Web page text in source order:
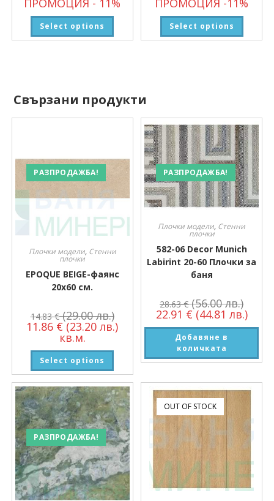
ПРОМОЦИЯ - 11%
Select options
ПРОМОЦИЯ -11%
Select options
Свързани продукти
РАЗПРОДАЖБА!
Плочки модели, Стенни
плочки
EPOQUE BEIGE-фаянс
20х60 см.
14.83€ (29.00 лв.)
11.86 € (23.20 лв.)
кв.м.
Select options
РАЗПРОДАЖБА!
Плочки модели, Стенни
плочки
582-06 Decor Munich
Labirint 20-60 Плочки за
баня
28.63€ (56.00 лв.)
22.91 € (44.81 лв.)
Добавяне в
количката
РАЗПРОДАЖБА!
OUT OF STOCK